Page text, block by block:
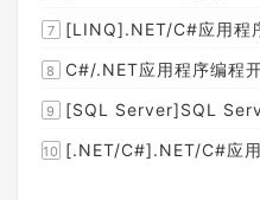
7 [LINQ].NET/C#应用程序开发中如何使用LINQ查
8 C#/.NET应用程序编程开发中根据查询
9 [SQL Server]SQL Server数
10 [.NET/C#].NET/C#应用程序开发中如